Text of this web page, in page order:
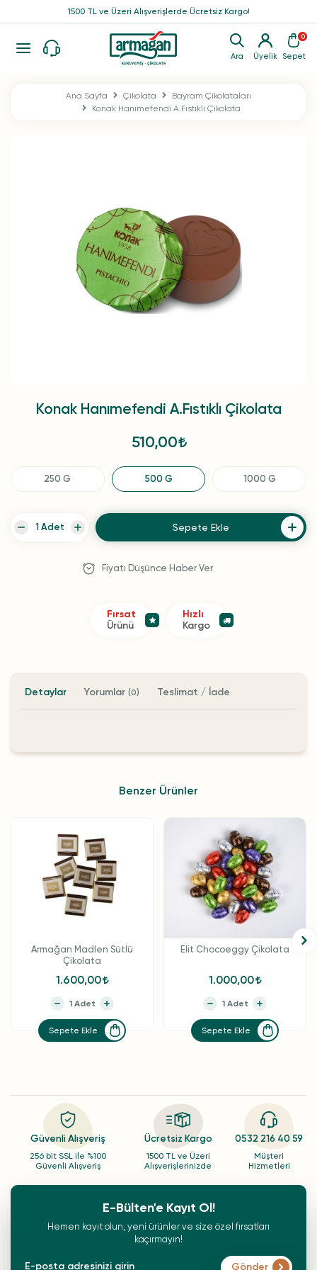
Ara Üyelik
0
Sepet
1500 TL ve Üzeri Alışverişlerde Ücretsiz Kargo!
Ana Sayfa Çikolata
Bayram Çikolataları
Konak Hanımefendi A.Fıstıklı Çikolata
Konak Hanımefendi A.Fıstıklı Çikolata
510,00
250 G 500 G 1000 G
Sepete Ekle
Fiyatı Düşünce Haber Ver
Fırsat
Ürünü
Hızlı
Kargo
Detaylar Yorumlar (0) Teslimat / İade
Benzer Ürünler
Armağan Madlen Sütlü
Çikolata
1.600,00
Sepete Ekle
Elit Chocoeggy Çikolata
1.000,00
Sepete Ekle
Güvenli Alışveriş
256 bit SSL ile %100
Güvenli Alışveriş
Ücretsiz Kargo
1500 TL ve Üzeri
Alışverişlerinizde
0532 216 40 59
Müşteri
Hizmetleri
E-Bülten'e Kayıt Ol!
Hemen kayıt olun, yeni ürünler ve size özel fırsatları
kaçırmayın!
Gönder